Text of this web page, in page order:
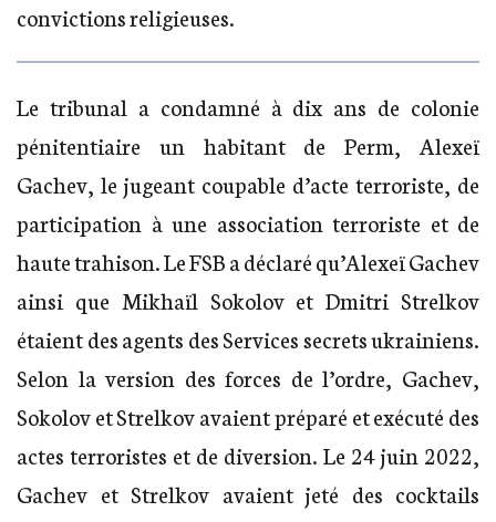
convictions religieuses.
Le tribunal a condamné à dix ans de colonie
pénitentiaire un habitant de Perm, Alexeï
Gachev, le jugeant coupable d’acte terroriste, de
participation à une association terroriste et de
haute trahison. Le FSB a déclaré qu’Alexeï Gachev
ainsi que Mikhaïl Sokolov et Dmitri Strelkov
étaient des agents des Services secrets ukrainiens.
Selon la version des forces de l’ordre, Gachev,
Sokolov et Strelkov avaient préparé et exécuté des
actes terroristes et de diversion. Le 24 juin 2022,
Gachev et Strelkov avaient jeté des cocktails